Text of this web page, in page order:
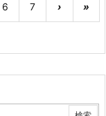
6 7 › »